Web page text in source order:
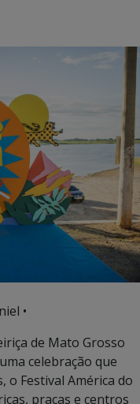
•
de Mato Grosso
celebração que
o Festival América do
praças e centros